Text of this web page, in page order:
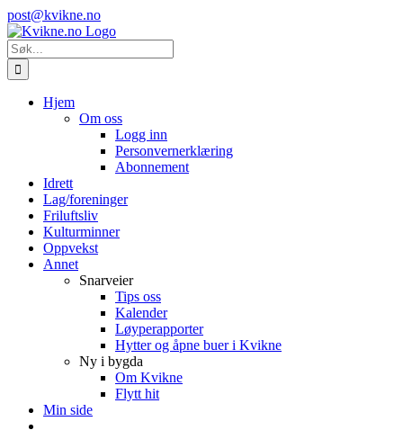
Skip
to
content
Instagram
E-
post
post@kvikne.no
Søk
etter:
Hjem
Om oss
Logg inn
Personvernerklæring
Abonnement
Idrett
Lag/foreninger
Friluftsliv
Kulturminner
Oppvekst
Annet
Snarveier
Tips oss
Kalender
Løyperapporter
Hytter og åpne buer i Kvikne
Ny i bygda
Om Kvikne
Flytt hit
Min side